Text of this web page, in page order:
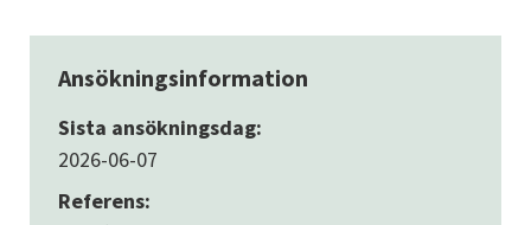
Ansökningsinformation
Sista ansökningsdag:
2026-06-07
Referens: